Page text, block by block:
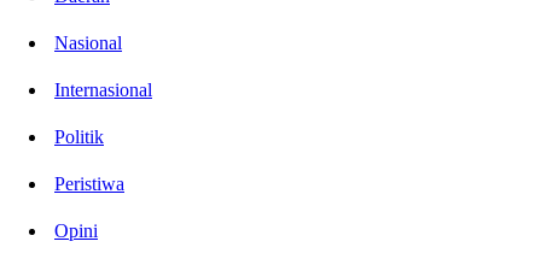
Nasional
Internasional
Politik
Peristiwa
Opini